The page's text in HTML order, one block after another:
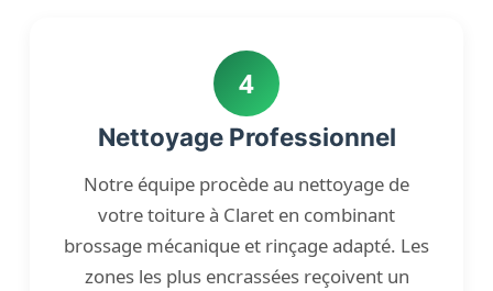
4
Nettoyage Professionnel
Notre équipe procède au nettoyage de
votre toiture à Claret en combinant
brossage mécanique et rinçage adapté. Les
zones les plus encrassées reçoivent un